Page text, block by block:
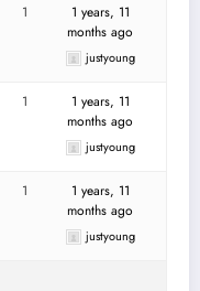
1
1 years, 11
months ago
justyoung
1
1 years, 11
months ago
justyoung
1
1 years, 11
months ago
justyoung